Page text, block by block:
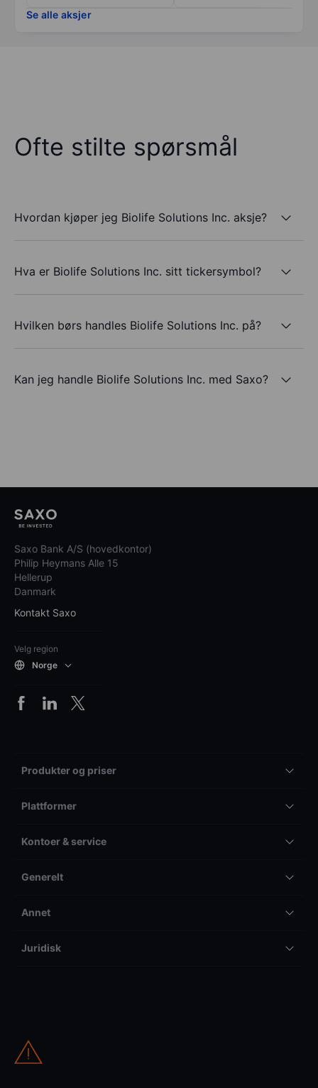
Se alle aksjer
Ofte stilte spørsmål
Hvordan kjøper jeg Biolife Solutions Inc. aksje?
Hva er Biolife Solutions Inc. sitt tickersymbol?
Hvilken børs handles Biolife Solutions Inc. på?
Kan jeg handle Biolife Solutions Inc. med Saxo?
Saxo Bank A/S (hovedkontor)
Philip Heymans Alle 15
Hellerup
Danmark
Kontakt Saxo
Velg region
Norge
Produkter og priser
Plattformer
Kontoer & service
Generelt
Annet
Juridisk